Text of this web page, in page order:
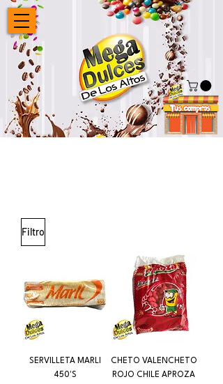
Filtro
SERVILLETA MARLI
450'S
CHETO VALENCHETO
ROJO CHILE APROZA